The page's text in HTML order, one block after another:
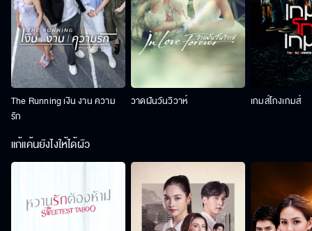
The Running เงิน งาน ความ
รัก
วาดฝันวันวิวาห์ เกมส์โกงเกมส์
แก้แค้นยังไงให้ได้ผัว